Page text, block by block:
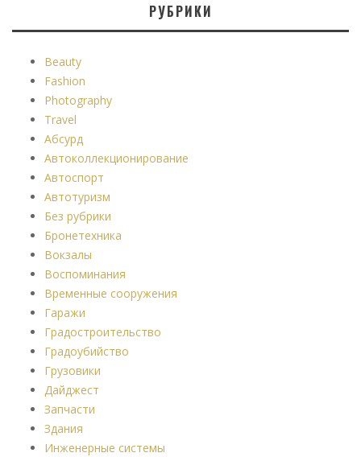
РУБРИКИ
Beauty
Fashion
Photography
Travel
Абсурд
Автоколлекционирование
Автоспорт
Автотуризм
Без рубрики
Бронетехника
Вокзалы
Воспоминания
Временные сооружения
Гаражи
Градостроительство
Градоубийство
Грузовики
Дайджест
Запчасти
Здания
Инженерные системы